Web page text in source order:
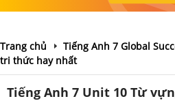
Trang chủ
Tiếng Anh 7 Global
tri thức hay nhất
Tiếng Anh 7 Unit 10 Từ